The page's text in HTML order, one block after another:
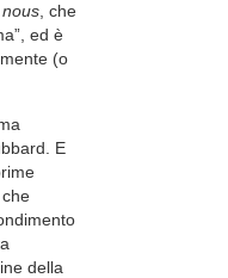
nous, che
ed è
(o
E
della